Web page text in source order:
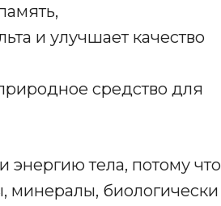
и улучшает качество
средство для
энергию тела, потому что
минералы, биологически